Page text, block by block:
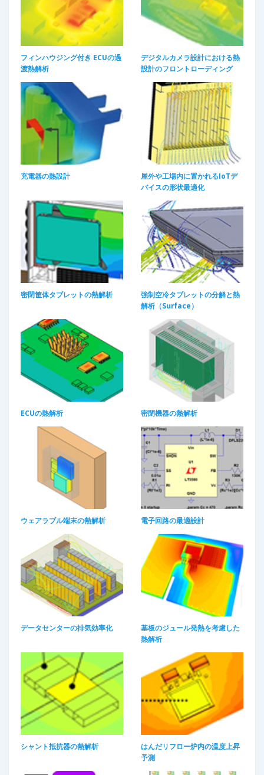
フィンハウジング付き ECUの過
渡熱解析
デジタルカメラ設計における熱
設計のフロントローディング​
充電器の熱設計
屋外や工場内に置かれるIoTデ
バイスの形状最適化​
密閉筐体タブレットの熱解析​
強制空冷タブレットの分解と熱
解析（Surface）
ECUの熱解析​ 密閉機器の熱解析​
ウェアラブル端末の熱解析 電子回路の最適設計
データセンターの排気効率化
基板のジュール発熱を考慮した
熱解析
シャント抵抗器の熱解析
はんだリフロー炉内の温度上昇
予測